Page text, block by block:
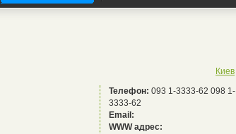
Киев
Телефон: 093 1-3333-62 098 1-
3333-62
Email:
WWW адрес: